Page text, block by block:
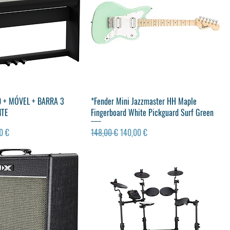
rápida
MÓVEL + BARRA 3
€
Visualização rápida
*Fender Mini Jazzmaster HH Maple
Fingerboard White Pickguard Surf Green
Preço normal
148,00 €Preço promocional
140,00 €